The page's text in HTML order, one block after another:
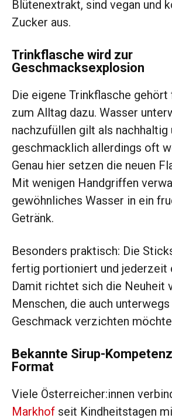
Blütenextrakt, sind vegan und
Zucker aus.
Trinkflasche wird zur
Geschmacksexplosion
Die eigene Trinkflasche
zum Alltag dazu. Wasser
nachzufüllen gilt als
geschmacklich allerdings oft
Genau hier setzen die neuen
Mit wenigen Handgriffen
gewöhnliches Wasser in ein
Getränk.
Besonders praktisch: Die
fertig portioniert und jederzeit
Damit richtet sich die Neuheit
Menschen, die auch
Geschmack verzichten
Bekannte Sirup-
Format
Viele Österreicher:innen
Markhof seit Kindheitstagen